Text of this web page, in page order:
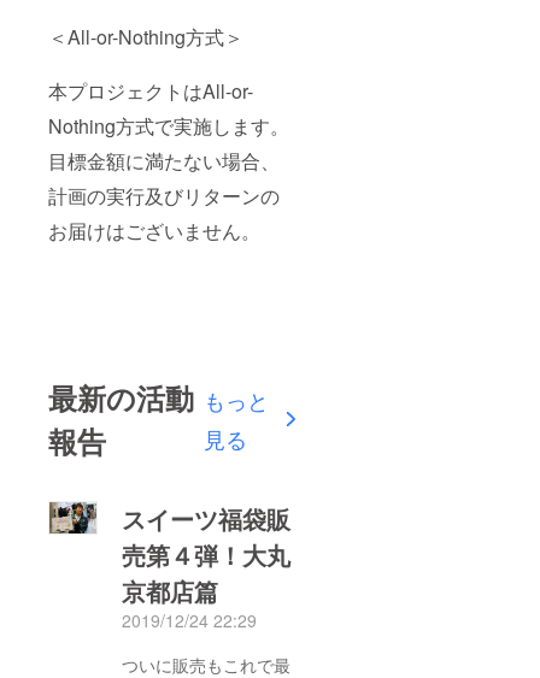
＜All-or-Nothing方式＞
本プロジェクトはAll-or-
Nothing方式で実施します。
目標金額に満たない場合、
計画の実行及びリターンの
お届けはございません。
最新の活動
報告
もっと
見る
スイーツ福袋販
売第４弾！大丸
京都店篇
2019/12/24 22:29
ついに販売もこれで最